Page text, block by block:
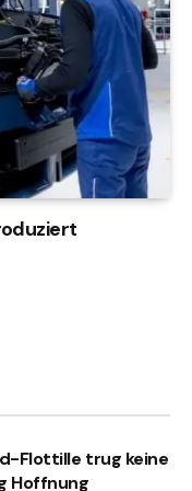
Flottille trug keine
Hoffnung